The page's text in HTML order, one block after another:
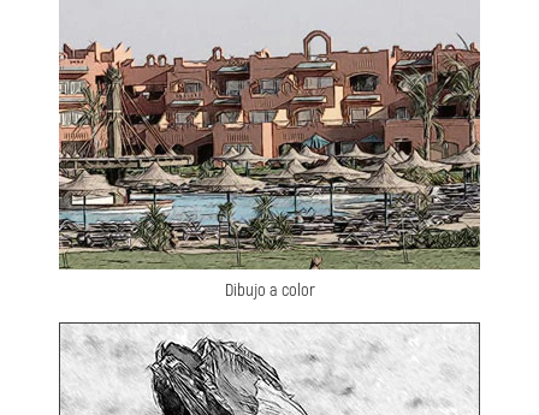
Dibujo a color